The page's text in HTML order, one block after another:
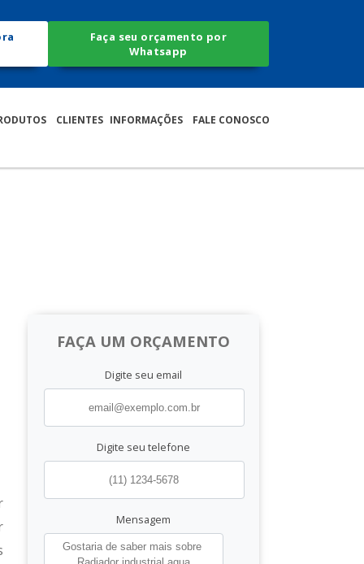
Faça seu orçamento por
Whatsapp
CLIENTES INFORMAÇÕES FALE CONOSCO
FAÇA UM ORÇAMENTO
Digite seu email
Digite seu telefone
Mensagem